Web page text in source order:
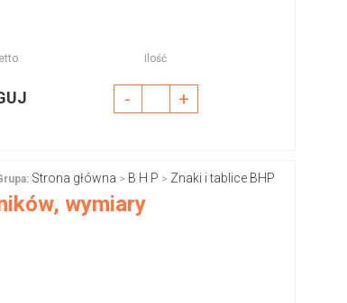
Ilość
- +
Strona główna > B H P > Znaki i tablice BHP
wymiary